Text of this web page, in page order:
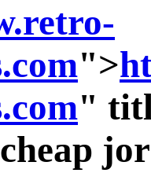
">
"
cheap